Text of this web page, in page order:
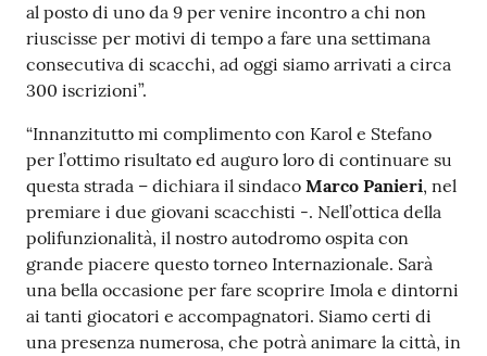
al posto di uno da 9 per venire incontro a chi non
riuscisse per motivi di tempo a fare una settimana
consecutiva di scacchi, ad oggi siamo arrivati a circa
300 iscrizioni”.
“Innanzitutto mi complimento con Karol e Stefano
per l’ottimo risultato ed auguro loro di continuare su
questa strada – dichiara il sindaco Marco Panieri, nel
premiare i due giovani scacchisti -. Nell’ottica della
polifunzionalità, il nostro autodromo ospita con
grande piacere questo torneo Internazionale. Sarà
una bella occasione per fare scoprire Imola e dintorni
ai tanti giocatori e accompagnatori. Siamo certi di
una presenza numerosa, che potrà animare la città, in